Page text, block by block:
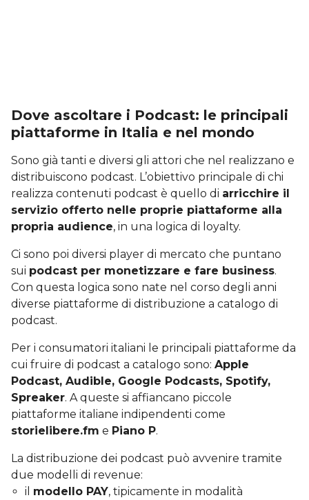
Dove ascoltare i Podcast: le principali
piattaforme in Italia e nel mondo
Sono già tanti e diversi gli attori che nel realizzano e
distribuiscono podcast. L’obiettivo principale di chi
realizza contenuti podcast è quello di arricchire il
servizio offerto nelle proprie piattaforme alla
propria audience, in una logica di loyalty.
Ci sono poi diversi player di mercato che puntano
sui podcast per monetizzare e fare business.
Con questa logica sono nate nel corso degli anni
diverse piattaforme di distribuzione a catalogo di
podcast.
Per i consumatori italiani le principali piattaforme da
cui fruire di podcast a catalogo sono: Apple
Podcast, Audible, Google Podcasts, Spotify,
Spreaker. A queste si affiancano piccole
piattaforme italiane indipendenti come
storielibere.fm e Piano P.
La distribuzione dei podcast può avvenire tramite
due modelli di revenue:
il modello PAY, tipicamente in modalità